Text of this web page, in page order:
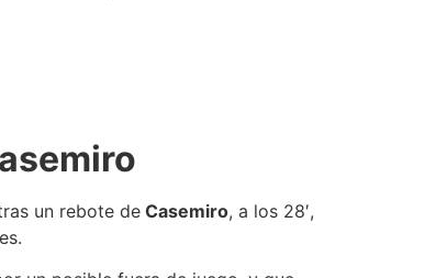
un rebote de Casemiro, a los 28′,